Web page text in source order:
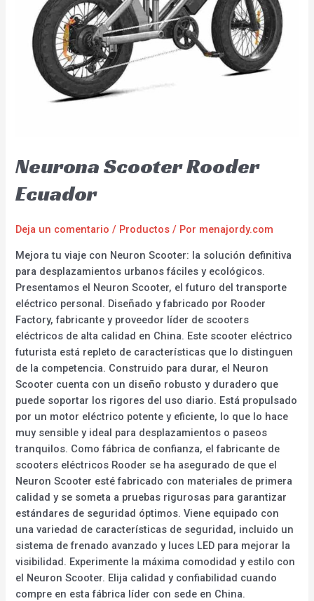
Neurona Scooter Rooder
Ecuador
Deja un comentario / Productos / Por menajordy.com
Mejora tu viaje con Neuron Scooter: la solución definitiva
para desplazamientos urbanos fáciles y ecológicos.
Presentamos el Neuron Scooter, el futuro del transporte
eléctrico personal. Diseñado y fabricado por Rooder
Factory, fabricante y proveedor líder de scooters
eléctricos de alta calidad en China. Este scooter eléctrico
futurista está repleto de características que lo distinguen
de la competencia. Construido para durar, el Neuron
Scooter cuenta con un diseño robusto y duradero que
puede soportar los rigores del uso diario. Está propulsado
por un motor eléctrico potente y eficiente, lo que lo hace
muy sensible y ideal para desplazamientos o paseos
tranquilos. Como fábrica de confianza, el fabricante de
scooters eléctricos Rooder se ha asegurado de que el
Neuron Scooter esté fabricado con materiales de primera
calidad y se someta a pruebas rigurosas para garantizar
estándares de seguridad óptimos. Viene equipado con
una variedad de características de seguridad, incluido un
sistema de frenado avanzado y luces LED para mejorar la
visibilidad. Experimente la máxima comodidad y estilo con
el Neuron Scooter. Elija calidad y confiabilidad cuando
compre en esta fábrica líder con sede en China.